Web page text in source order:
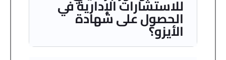
للاستشارات الإدارية في
الحصول على شهادة
الأيزو؟